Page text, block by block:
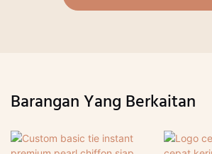
Barangan Yang Berkaitan